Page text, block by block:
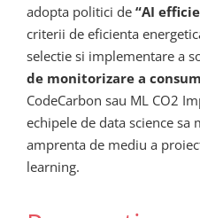
adopta politici de “AI
criterii de eficienta
selectie si implementare a
de monitorizare a
CodeCarbon sau ML CO2
echipele de data science sa
amprenta de mediu a
learning.